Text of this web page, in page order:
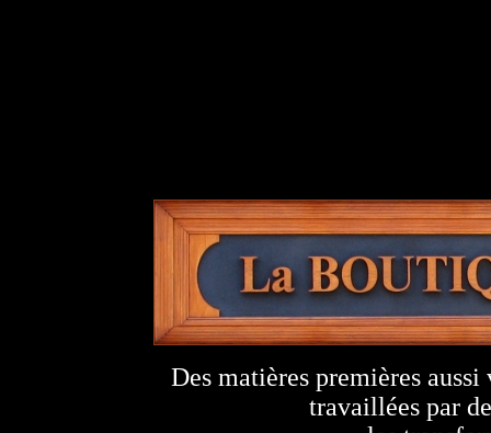
Des matières premières
travaillées par